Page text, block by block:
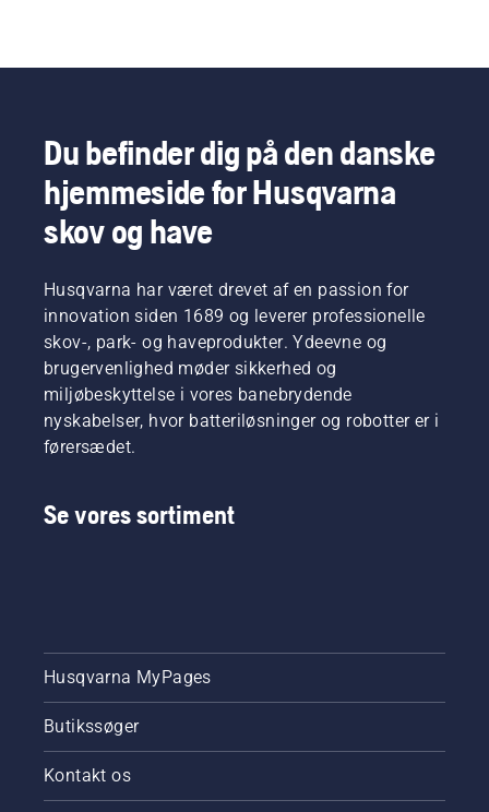
Du befinder dig på den danske
hjemmeside for Husqvarna
skov og have
Husqvarna har været drevet af en passion for
innovation siden 1689 og leverer professionelle
skov-, park- og haveprodukter. Ydeevne og
brugervenlighed møder sikkerhed og
miljøbeskyttelse i vores banebrydende
nyskabelser, hvor batteriløsninger og robotter er i
førersædet.
Se vores sortiment
Husqvarna MyPages
Butikssøger
Kontakt os